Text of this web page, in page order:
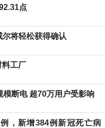
点
将轻松获得确认
料工厂
模断电 超70万用户受影响
，新增384例新冠死亡病